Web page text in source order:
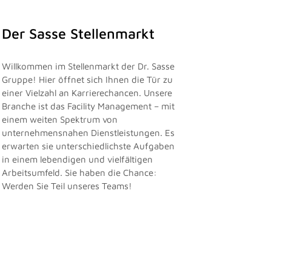
Der Sasse Stellenmarkt
Willkommen im Stellenmarkt der Dr. Sasse
Gruppe! Hier öffnet sich Ihnen die Tür zu
einer Vielzahl an Karrierechancen. Unsere
Branche ist das Facility Management – mit
einem weiten Spektrum von
unternehmensnahen Dienstleistungen. Es
erwarten sie unterschiedlichste Aufgaben
in einem lebendigen und vielfältigen
Arbeitsumfeld. Sie haben die Chance:
Werden Sie Teil unseres Teams!